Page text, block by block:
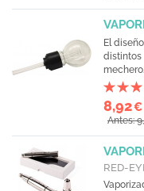
El
distintos
8,92€
Antes:
RED-